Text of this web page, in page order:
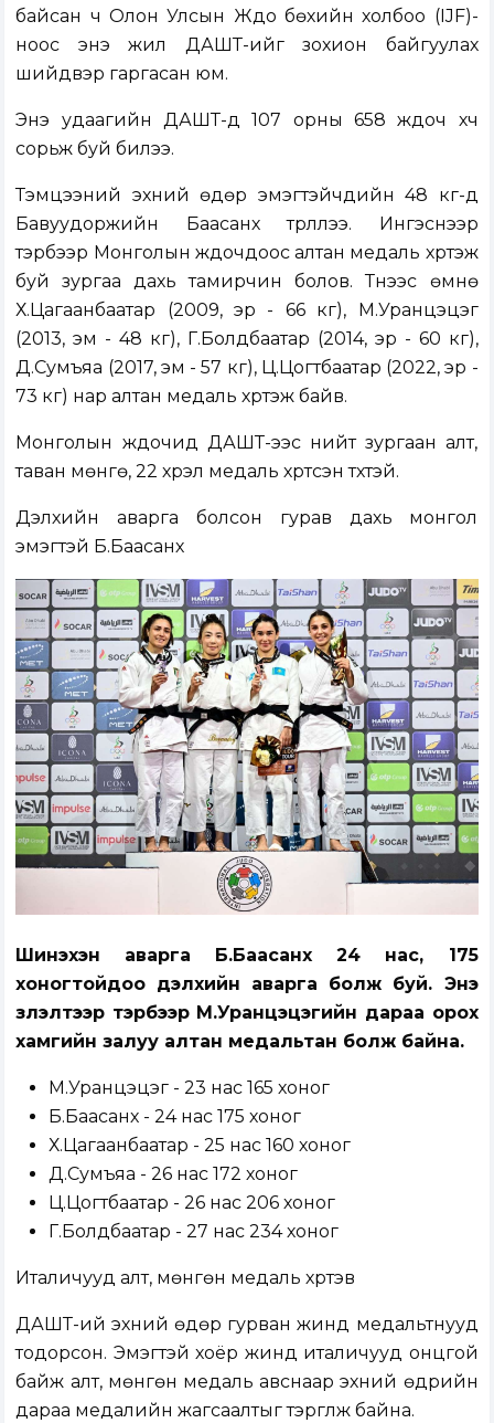
байсан ч Олон Улсын Жүдо бөхийн холбоо (IJF)-
ноос энэ жил ДАШТ-ийг зохион байгуулах
шийдвэр гаргасан юм.
Энэ удаагийн ДАШТ-д 107 орны 658 жүдоч хүч
сорьж буй билээ.
Тэмцээний эхний өдөр эмэгтэйчүүдийн 48 кг-д
Бавуудоржийн Баасанхүү түрүүллээ. Ингэснээр
тэрбээр Монголын жүдочдоос алтан медаль хүртэж
буй зургаа дахь тамирчин болов. Түүнээс өмнө
Х.Цагаанбаатар (2009, эр - 66 кг), М.Уранцэцэг
(2013, эм - 48 кг), Г.Болдбаатар (2014, эр - 60 кг),
Д.Сумъяа (2017, эм - 57 кг), Ц.Цогтбаатар (2022, эр -
73 кг) нар алтан медаль хүртэж байв.
Монголын жүдочид ДАШТ-ээс нийт зургаан алт,
таван мөнгө, 22 хүрэл медаль хүртсэн түүхтэй.
Дэлхийн аварга болсон гурав дахь монгол
эмэгтэй Б.Баасанхүү
Шинэхэн аварга Б.Баасанхүү 24 нас, 175
хоногтойдоо дэлхийн аварга болж буй. Энэ
үзүүлэлтээр тэрбээр М.Уранцэцэгийн дараа орох
хамгийн залуу алтан медальтан болж байна.
М.Уранцэцэг - 23 нас 165 хоног
Б.Баасанхүү - 24 нас 175 хоног
Х.Цагаанбаатар - 25 нас 160 хоног
Д.Сумъяа - 26 нас 172 хоног
Ц.Цогтбаатар - 26 нас 206 хоног
Г.Болдбаатар - 27 нас 234 хоног
Италичууд алт, мөнгөн медаль хүртэв
ДАШТ-ий эхний өдөр гурван жинд медальтнууд
тодорсон. Эмэгтэй хоёр жинд италичууд онцгой
байж алт, мөнгөн медаль авснаар эхний өдрийн
дараа медалийн жагсаалтыг тэргүүлж байна.